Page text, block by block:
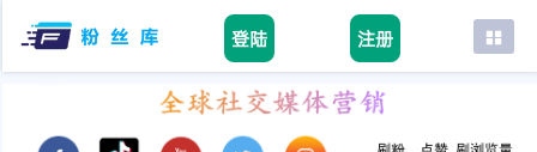
登陆 注册
首页